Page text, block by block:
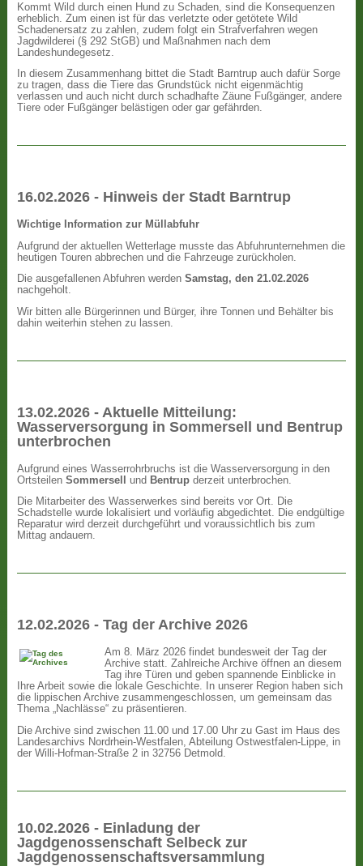
Kommt Wild durch einen Hund zu Schaden, sind die Konsequenzen
erheblich. Zum einen ist für das verletzte oder getötete Wild
Schadenersatz zu zahlen, zudem folgt ein Strafverfahren wegen
Jagdwilderei (§ 292 StGB) und Maßnahmen nach dem
Landeshundegesetz.
In diesem Zusammenhang bittet die Stadt Barntrup auch dafür Sorge
zu tragen, dass die Tiere das Grundstück nicht eigenmächtig
verlassen und auch nicht durch schadhafte Zäune Fußgänger, andere
Tiere oder Fußgänger belästigen oder gar gefährden.
16.02.2026 - Hinweis der Stadt Barntrup
Wichtige Information zur Müllabfuhr
Aufgrund der aktuellen Wetterlage musste das Abfuhrunternehmen die
heutigen Touren abbrechen und die Fahrzeuge zurückholen.
Die ausgefallenen Abfuhren werdenSamstag, den 21.02.2026
nachgeholt.
Wir bitten alle Bürgerinnen und Bürger, ihre Tonnen und Behälter bis
dahin weiterhin stehen zu lassen.
13.02.2026 - Aktuelle Mitteilung:
Wasserversorgung in Sommersell und Bentrup
unterbrochen
Aufgrund eines Wasserrohrbruchs ist die Wasserversorgung in den
OrtsteilenSommersell und Bentrup derzeit unterbrochen.
Die Mitarbeiter des Wasserwerkes sind bereits vor Ort. Die
Schadstelle wurde lokalisiert und vorläufig abgedichtet. Die endgültige
Reparatur wird derzeit durchgeführt und voraussichtlich bis zum
Mittag andauern.
12.02.2026 - Tag der Archive 2026
Am 8. März 2026 findet bundesweit der Tag der
Archive statt. Zahlreiche Archive öffnen an diesem
Tag ihre Türen und geben spannende Einblicke in
Ihre Arbeit sowie die lokale Geschichte. In unserer Region haben sich
die lippischen Archive zusammengeschlossen, um gemeinsam das
Thema „Nachlässe“ zu präsentieren.
Die Archive sind zwischen 11.00 und 17.00 Uhr zu Gast im Haus des
Landesarchivs Nordrhein-Westfalen, Abteilung Ostwestfalen-Lippe, in
der Willi-Hofman-Straße 2 in 32756 Detmold.
10.02.2026 - Einladung der
Jagdgenossenschaft Selbeck zur
Jagdgenossenschaftsversammlung